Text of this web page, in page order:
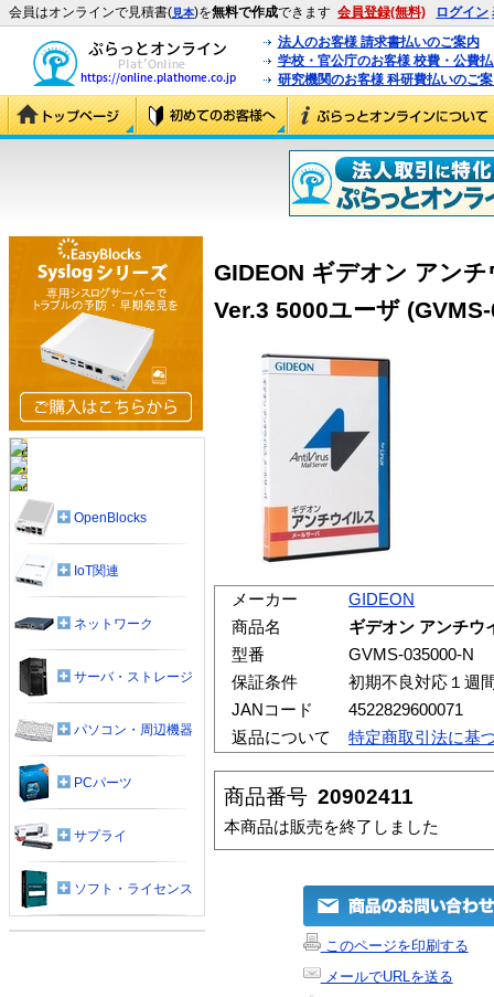
会員はオンラインで見積書(見本)を無料で作成できます 会員登録(無料) ログイン
法人のお客様 請求書払いのご案内
学校・官公庁のお客様 校費・公費
研究機関のお客様 科研費払いのご
GIDEON ギデオン アン
Ver.3 5000ユーザ
メーカー
GIDEON
商品名
ギデオン アンチウ
型番
GVMS-035000-N
保証条件
初期不良対応１週
JANコード
4522829600071
返品について
特定商取引法に基
商品番号 20902411
本商品は販売を終了しました
このページを印刷する
メールでURLを送る
OpenBlocks
IoT関連
ネットワーク
サーバ・ストレージ
パソコン・周辺機器
PCパーツ
サプライ
ソフト・ライセンス